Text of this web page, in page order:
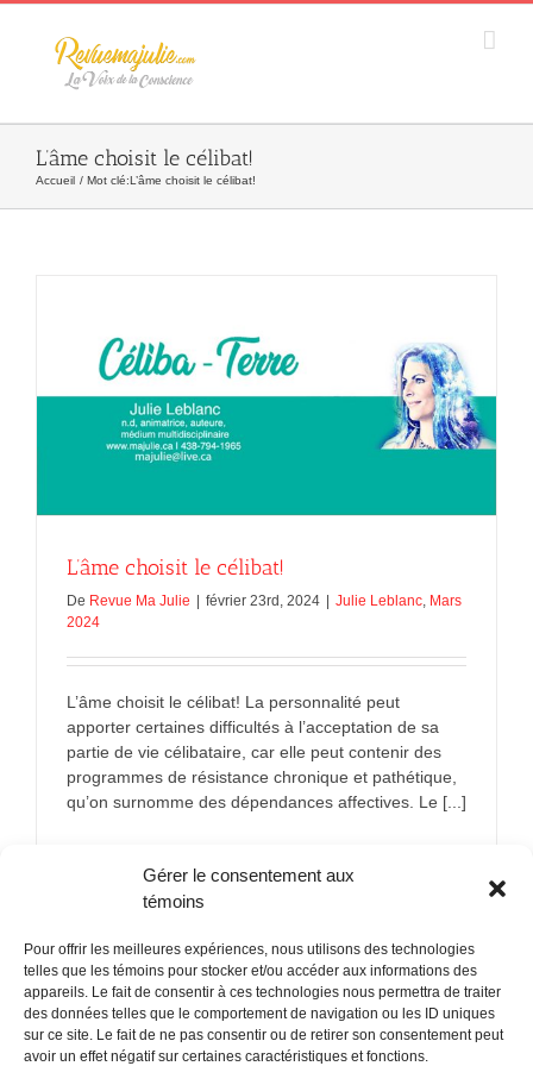
Gérer le consentement aux
témoins
Pour offrir les meilleures expériences, nous utilisons des technologies
telles que les témoins pour stocker et/ou accéder aux informations des
appareils. Le fait de consentir à ces technologies nous permettra de traiter
des données telles que le comportement de navigation ou les ID uniques
sur ce site. Le fait de ne pas consentir ou de retirer son consentement peut
avoir un effet négatif sur certaines caractéristiques et fonctions.
Skip
L’âme choisit le célibat!
Accueil Mot clé:L’âme choisit le célibat!
L’âme choisit le célibat!
De Revue Ma Julie | février 23rd, 2024 | Julie Leblanc, Mars
2024
L’âme choisit le célibat! La personnalité peut
apporter certaines difficultés à l’acceptation de sa
partie de vie célibataire, car elle peut contenir des
programmes de résistance chronique et pathétique,
qu’on surnomme des dépendances affectives. Le [...]
choisit
POLITIQUE CONFIDENTIALITÉES